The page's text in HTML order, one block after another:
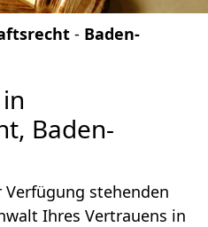
- Baden-
Baden-
Verfügung stehenden
Ihres Vertrauens in